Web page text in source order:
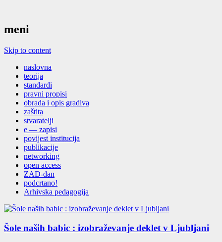
meni
Skip to content
naslovna
teorija
standardi
pravni propisi
obrada i opis gradiva
zaštita
stvaratelji
e — zapisi
povijest institucija
publikacije
networking
open access
ZAD-dan
podcrtano!
Arhivska pedagogija
Šole naših babic : izobraževanje deklet v Ljubljani